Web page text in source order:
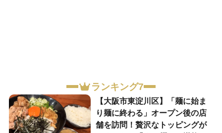
ランキング7
【大阪市東淀川区】「麺に始ま
り麺に終わる」オープン後の店
舗を訪問！贅沢なトッピングが